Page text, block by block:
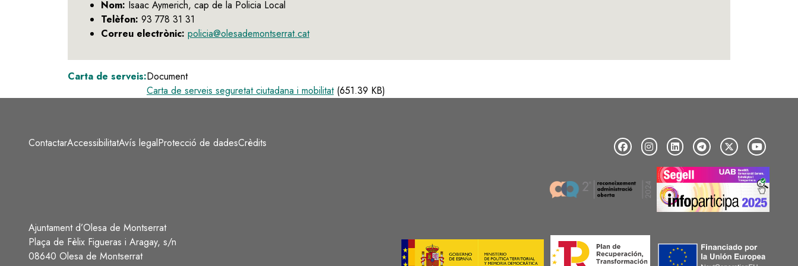
Nom: Isaac Aymerich, cap de la Policia Local
Telèfon: 93 778 31 31
Correu electrònic: policia@olesademontserrat.cat
Carta de serveis:Document
Carta de serveis seguretat ciutadana i mobilitat (651.39 KB)
Peu
ContactarAccessibilitatAvís legalProtecció de dadesCrèdits
Ajuntament d’Olesa de Montserrat
Plaça de Fèlix Figueras i Aragay, s/n
08640 Olesa de Montserrat
Image
Image
Image